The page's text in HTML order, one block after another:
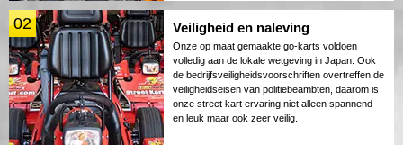
02 Veiligheid en naleving
Onze op maat gemaakte go-karts voldoen
volledig aan de lokale wetgeving in Japan. Ook
de bedrijfsveiligheidsvoorschriften overtreffen de
veiligheidseisen van politiebeambten, daarom is
onze street kart ervaring niet alleen spannend
en leuk maar ook zeer veilig.